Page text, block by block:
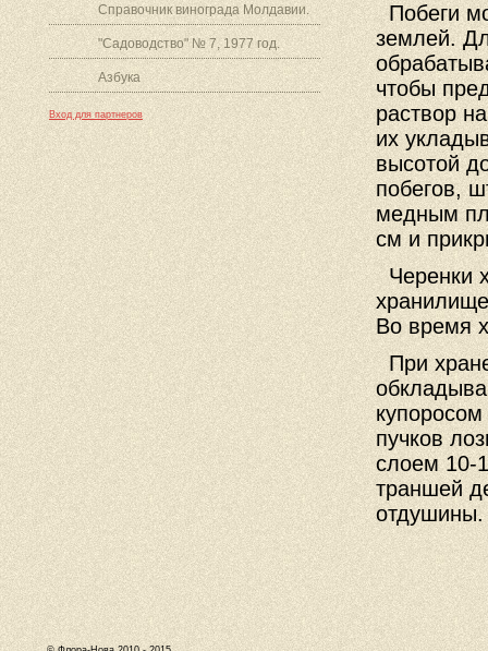
Справочник винограда Молдавии.
"Садоводство" № 7, 1977 год.
Азбука
Вход для партнеров
Побеги
землей.
чтобы
раствор
их
высотой
побегов,
медным
см и
Черенки
Во время
При
пучков
слоем 10-
траншей
отдушины.